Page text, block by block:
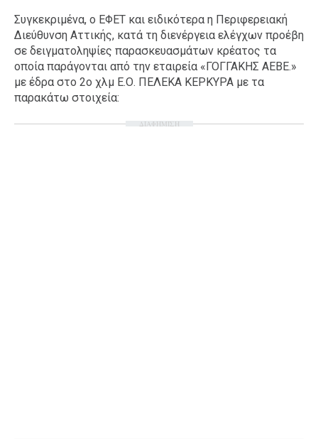
Σπίτι
Family
Σχέσεις
AGENDA
Συγκεκριμένα, ο ΕΦΕΤ και ειδικότερα η Περιφερειακή
Διεύθυνση Αττικής, κατά τη διενέργεια ελέγχων προέβη
σε δειγματοληψίες παρασκευασμάτων κρέατος τα
οποία παράγονται από την εταιρεία «ΓΟΓΓΑΚΗΣ ΑΕΒΕ.»
με έδρα στο 2ο χλμ Ε.Ο. ΠΕΛΕΚΑ ΚΕΡΚΥΡΑ με τα
παρακάτω στοιχεία:
ΔΙΑΦΗΜΙΣΗ